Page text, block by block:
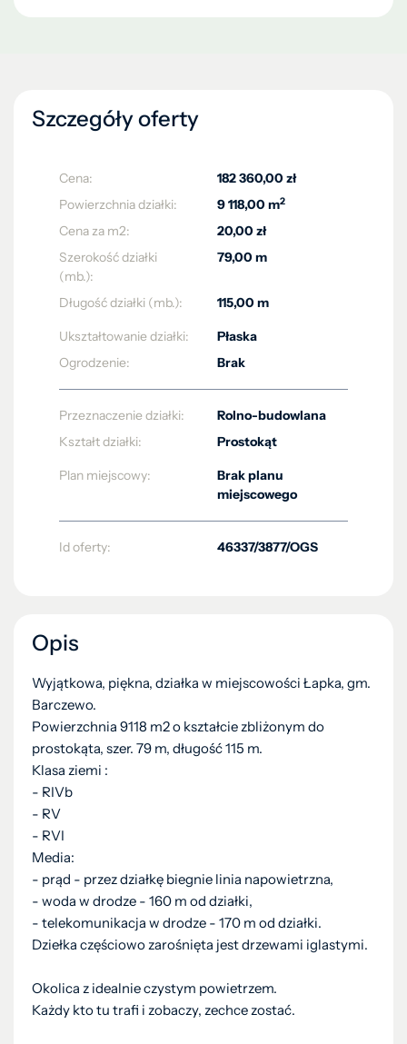
Szczegóły oferty
Cena:
182 360,00 zł
Powierzchnia działki:
9 118,00 m2
Cena za m2:
20,00 zł
Szerokość działki
(mb.):
79,00 m
Długość działki (mb.): 115,00 m
Ukształtowanie działki:
Płaska
Ogrodzenie:
Brak
Przeznaczenie działki:
Rolno-budowlana
Kształt działki:
Prostokąt
Plan miejscowy:
Brak planu
miejscowego
Id oferty: 46337/3877/OGS
Opis
Wyjątkowa, piękna, działka w miejscowości Łapka, gm.
Barczewo.
Powierzchnia 9118 m2 o kształcie zbliżonym do
prostokąta, szer. 79 m, długość 115 m.
Klasa ziemi :
- RIVb
- RV
- RVI
Media:
- prąd - przez działkę biegnie linia napowietrzna,
- woda w drodze - 160 m od działki,
- telekomunikacja w drodze - 170 m od działki.
Dziełka częściowo zarośnięta jest drzewami iglastymi.
Okolica z idealnie czystym powietrzem.
Każdy kto tu trafi i zobaczy, zechce zostać.